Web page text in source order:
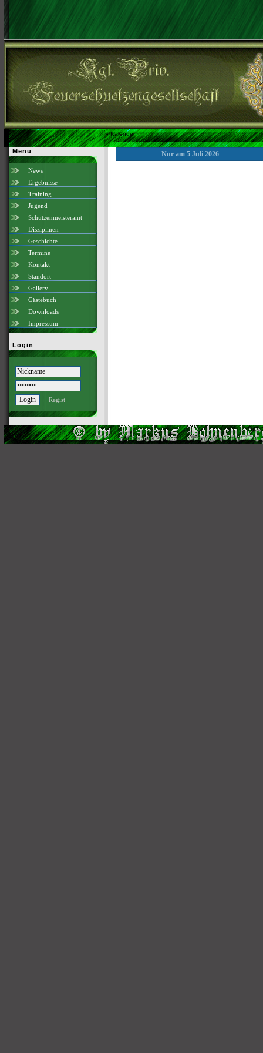
»Kalender
Menü
News
Ergebnisse
Training
Jugend
Schützenmeisteramt
Disziplinen
Geschichte
Termine
Kontakt
Standort
Gallery
Gästebuch
Downloads
Impressum
Login
Regist
Nur am 5 Juli 2026